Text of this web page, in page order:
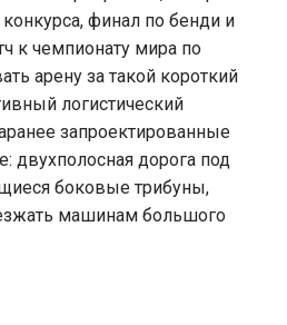
финал по бенди и
к чемпионату мира по
арену за такой короткий
логистический
запроектированные
двухполосная дорога под
боковые трибуны,
машинам большого